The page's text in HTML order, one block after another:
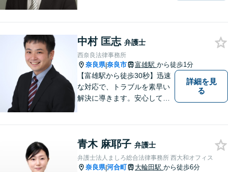
中村 匡志 弁護士
西奈良法律事務所
奈良県|奈良市 富雄駅 から徒歩1分
【富雄駅から徒歩30秒】迅速
な対応で、トラブルを素早い
解決に導きます。安心して話
続・遺言・交通事故・借金・
債務整理などはお任せくださ
い。
詳細を見
る
青木 麻耶子 弁護士
弁護士法人ましろ総合法律事務所 西大和オフィス
奈良県|河合町 大輪田駅 から徒歩6分